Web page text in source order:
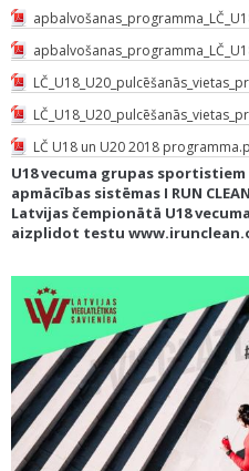
LČ U18 un U20 2018
U18 vecuma grupas
apmācības sistēmas I RUN
Latvijas čempionātā U18
aizplidot testu